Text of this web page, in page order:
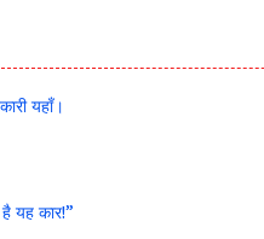
यहाँ।
यह कार!”